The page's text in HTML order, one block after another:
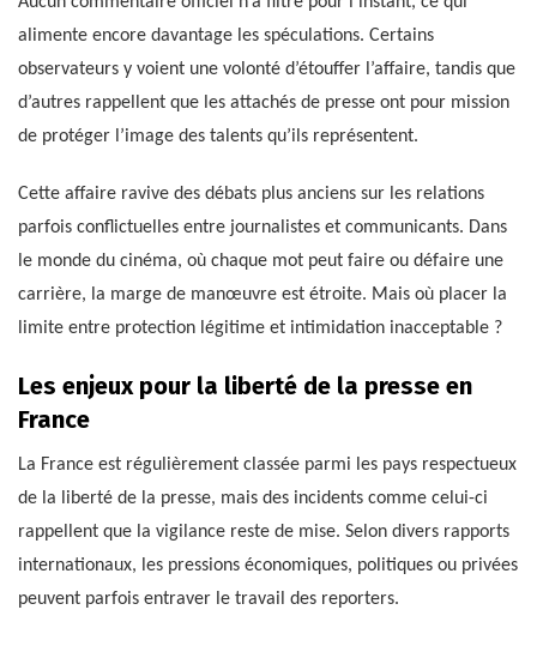
alimente encore davantage les spéculations. Certains
observateurs y voient une volonté d’étouffer l’affaire, tandis que
d’autres rappellent que les attachés de presse ont pour mission
de protéger l’image des talents qu’ils représentent.
Cette affaire ravive des débats plus anciens sur les relations
parfois conflictuelles entre journalistes et communicants. Dans
le monde du cinéma, où chaque mot peut faire ou défaire une
carrière, la marge de manœuvre est étroite. Mais où placer la
limite entre protection légitime et intimidation inacceptable ?
Les enjeux pour la liberté de la presse en
France
La France est régulièrement classée parmi les pays respectueux
de la liberté de la presse, mais des incidents comme celui-ci
rappellent que la vigilance reste de mise. Selon divers rapports
internationaux, les pressions économiques, politiques ou privées
peuvent parfois entraver le travail des reporters.